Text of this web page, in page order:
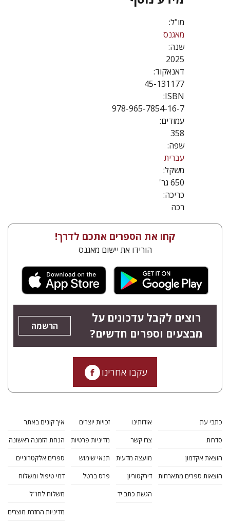
מו"ל:
מאגנס
שנה:
2025
דאנאקוד:
45-131177
ISBN:
978-965-7854-16-7
עמודים:
358
שפה:
עברית
משקל:
650 גר'
כריכה:
רכה
קחו את הספרים אתכם לדרך!
הורידו את יישום מאגנס
רוצים לקבל עדכונים על
מבצעים וספרים חדשים?
הרשמה
עקבו אחרינו
כתבי עת
סדרות
הוצאת אקדמון
הוצאות ספרים מתארחות
אודותינו
צרו קשר
מועצה מדעית
דירקטוריון
הגשת כתב יד
זכויות יוצרים
מדיניות פרטיות
תנאי שימוש
פרס ברטל
איך קונים באתר
הנחת הזמנה ראשונה
ספרים אלקטרוניים
דמי טיפול ומשלוח
משלוח לחו"ל
מדיניות החזרת מוצרים